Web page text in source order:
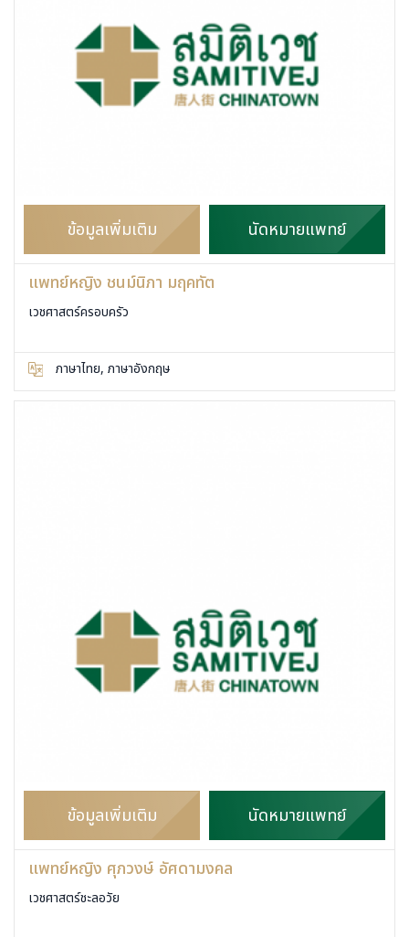
ข้อมูลเพิ่มเติม นัดหมายแพทย์
แพทย์หญิง ชนม์นิภา มฤคทัต
เวชศาสตร์ครอบครัว
ภาษาไทย, ภาษาอังกฤษ
ข้อมูลเพิ่มเติม นัดหมายแพทย์
แพทย์หญิง ศุภวงษ์ อัศดามงคล
เวชศาสตร์ชะลอวัย